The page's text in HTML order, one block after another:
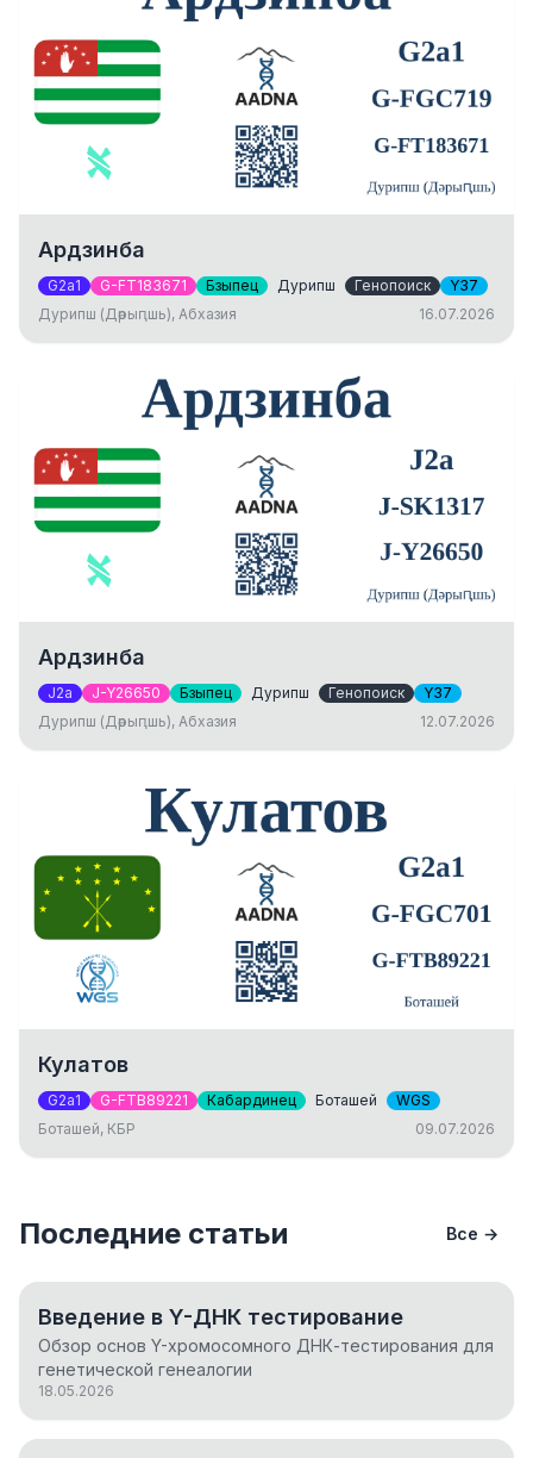
Ардзинба
G2a1 G-FT183671 Бзыпец Дурипш Генопоиск
Y37
Дурипш (Дәрыԥшь), Абхазия
16.07.2026
Ардзинба
J2a J-Y26650 Бзыпец Дурипш Генопоиск
Y37
Дурипш (Дәрыԥшь), Абхазия
12.07.2026
Кулатов
G2a1 G-FTB89221 Кабардинец Боташей
WGS
Боташей, КБР
09.07.2026
Последние статьи Все →
Введение в Y-ДНК тестирование
Обзор основ Y-хромосомного ДНК-тестирования для
генетической генеалогии
18.05.2026